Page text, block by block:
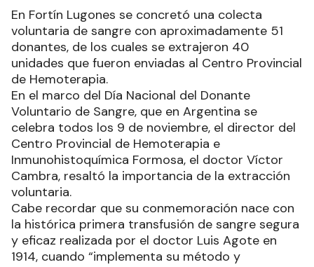
En Fortín Lugones se concretó una colecta
voluntaria de sangre con aproximadamente 51
donantes, de los cuales se extrajeron 40
unidades que fueron enviadas al Centro Provincial
de Hemoterapia.
En el marco del Día Nacional del Donante
Voluntario de Sangre, que en Argentina se
celebra todos los 9 de noviembre, el director del
Centro Provincial de Hemoterapia e
Inmunohistoquímica Formosa, el doctor Víctor
Cambra, resaltó la importancia de la extracción
voluntaria.
Cabe recordar que su conmemoración nace con
la histórica primera transfusión de sangre segura
y eficaz realizada por el doctor Luis Agote en
1914, cuando “implementa su método y